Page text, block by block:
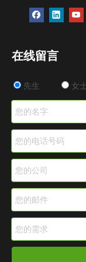
在线留言
先生 女